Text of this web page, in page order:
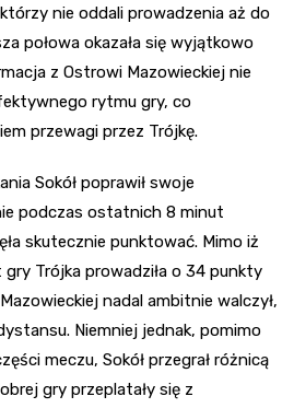
nie oddali prowadzenia aż do
połowa okazała się wyjątkowo
z Ostrowi Mazowieckiej nie
rytmu gry, co
przewagi przez Trójkę.
Sokół poprawił swoje
podczas ostatnich 8 minut
skutecznie punktować. Mimo iż
Trójka prowadziła o 34 punkty
nadal ambitnie walczył,
Niemniej jednak, pomimo
meczu, Sokół przegrał różnicą
gry przeplatały się z